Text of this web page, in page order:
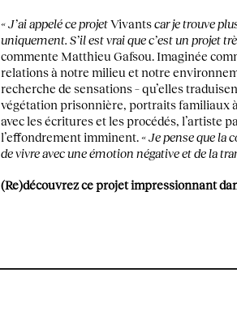
« J’ai appelé ce projetVivantscar je trouve
uniquement. S’il est vrai que c’est un projet
commente Matthieu Gafsou. Imaginée
relations à notre milieu et notre
recherche de sensations – qu’elles
végétation prisonnière, portraits familiaux
avec les écritures et les procédés, l’artiste
l’effondrement imminent.« Je pense que la
de vivre avec une émotion négative et de la
(Re)découvrez ce projet impressionnant